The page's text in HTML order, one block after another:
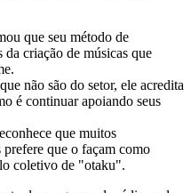
que seu método de
criação de músicas que
não são do setor, ele acredita
é continuar apoiando seus
que muitos
que o façam como
coletivo de "otaku".